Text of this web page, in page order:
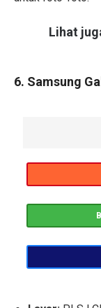
Lihat
6. Samsung